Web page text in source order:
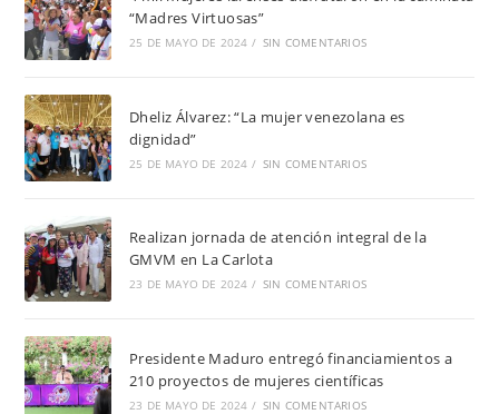
“Madres Virtuosas”
25 DE MAYO DE 2024 / SIN COMENTARIOS
Dheliz Álvarez: “La mujer venezolana es
dignidad”
25 DE MAYO DE 2024 / SIN COMENTARIOS
Realizan jornada de atención integral de la
GMVM en La Carlota
23 DE MAYO DE 2024 / SIN COMENTARIOS
Presidente Maduro entregó financiamientos a
210 proyectos de mujeres científicas
23 DE MAYO DE 2024 / SIN COMENTARIOS